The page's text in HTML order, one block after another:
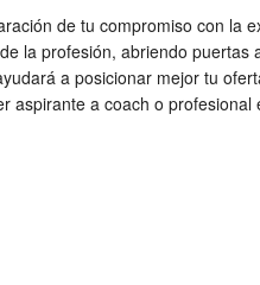
de tu compromiso con la
la profesión, abriendo puertas
a posicionar mejor tu
aspirante a coach o profesional